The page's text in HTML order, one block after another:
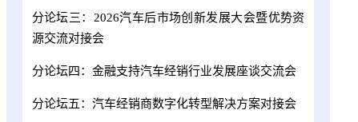
分论坛三：2026汽车后市场创新发展大会暨优势资
源交流对接会
分论坛四：金融支持汽车经销行业发展座谈交流会
分论坛五：汽车经销商数字化转型解决方案对接会